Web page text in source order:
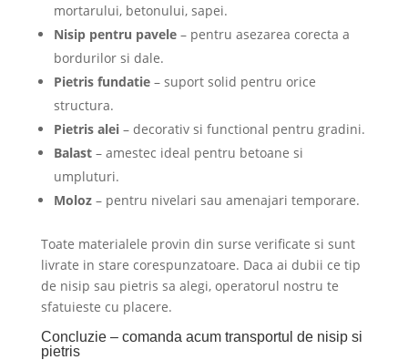
mortarului, betonului, sapei.
Nisip pentru pavele– pentru asezarea corecta a
bordurilor si dale.
Pietris fundatie– suport solid pentru orice
structura.
Pietris alei– decorativ si functional pentru gradini.
Balast– amestec ideal pentru betoane si
umpluturi.
Moloz– pentru nivelari sau amenajari temporare.
Toate materialele provin din surse verificate si sunt
livrate in stare corespunzatoare. Daca ai dubii ce tip
de nisip sau pietris sa alegi, operatorul nostru te
sfatuieste cu placere.
Concluzie – comanda acum transportul de nisip si
pietris